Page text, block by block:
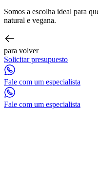
Somos a escolha ideal para
natural e vegana.
para volver
Solicitar presupuesto
Fale com um especialista
Fale com um especialista